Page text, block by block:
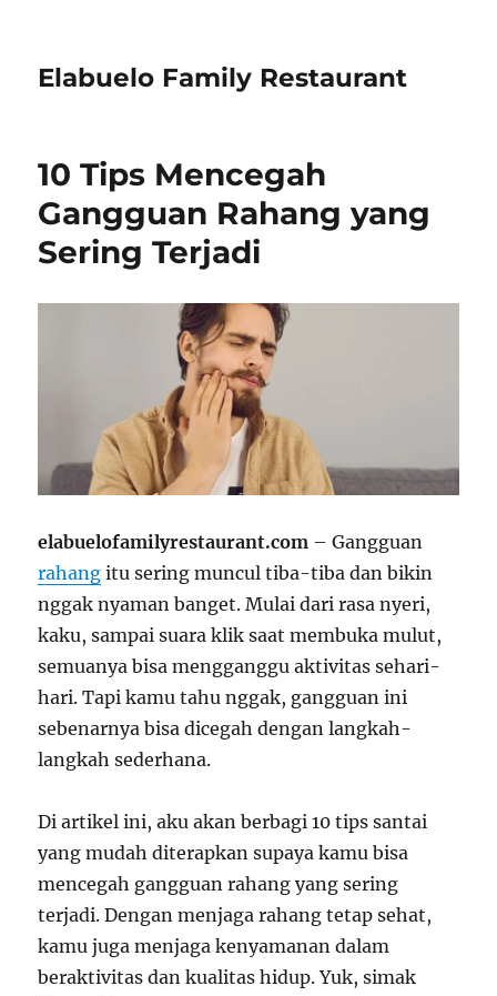
Elabuelo Family Restaurant
10 Tips Mencegah
Gangguan Rahang yang
Sering Terjadi
elabuelofamilyrestaurant.com – Gangguan
rahang itu sering muncul tiba-tiba dan bikin
nggak nyaman banget. Mulai dari rasa nyeri,
kaku, sampai suara klik saat membuka mulut,
semuanya bisa mengganggu aktivitas sehari-
hari. Tapi kamu tahu nggak, gangguan ini
sebenarnya bisa dicegah dengan langkah-
langkah sederhana.
Di artikel ini, aku akan berbagi 10 tips santai
yang mudah diterapkan supaya kamu bisa
mencegah gangguan rahang yang sering
terjadi. Dengan menjaga rahang tetap sehat,
kamu juga menjaga kenyamanan dalam
beraktivitas dan kualitas hidup. Yuk, simak